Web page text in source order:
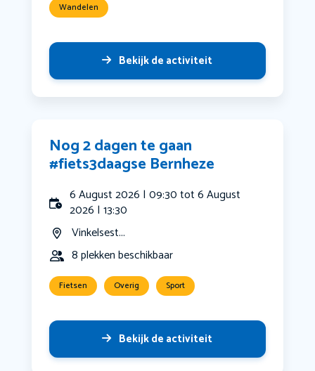
Wandelen
Bekijk de activiteit
Nog 2 dagen te gaan
#fiets3daagse Bernheze
6 August 2026 | 09:30 tot 6 August
2026 | 13:30
Vinkelsest...
8 plekken beschikbaar
Fietsen Overig Sport
Bekijk de activiteit